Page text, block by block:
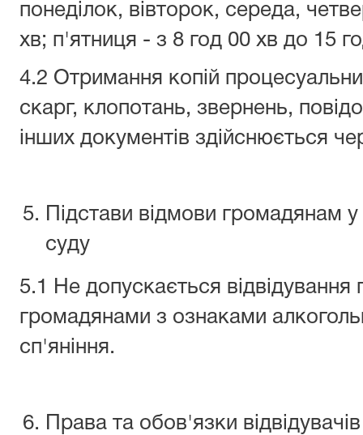
понеділок, вівторок, середа,
хв; п'ятниця - з 8 год 00 хв до 15
4.2 Отримання копій
скарг, клопотань, звернень,
інших документів здійснюється
Підстави відмови громадянам
суду
5.1 Не допускається відвідування
громадянами з ознаками
сп'яніння.
Права та обов'язки